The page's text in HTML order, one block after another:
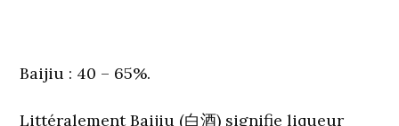
Baijiu : 40 – 65%.
Littéralement Baijiu (白酒) signifie liqueur